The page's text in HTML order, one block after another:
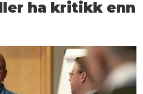
ha kritikk enn